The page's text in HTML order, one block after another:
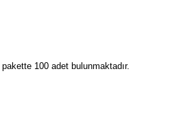
100 adet bulunmaktadır.